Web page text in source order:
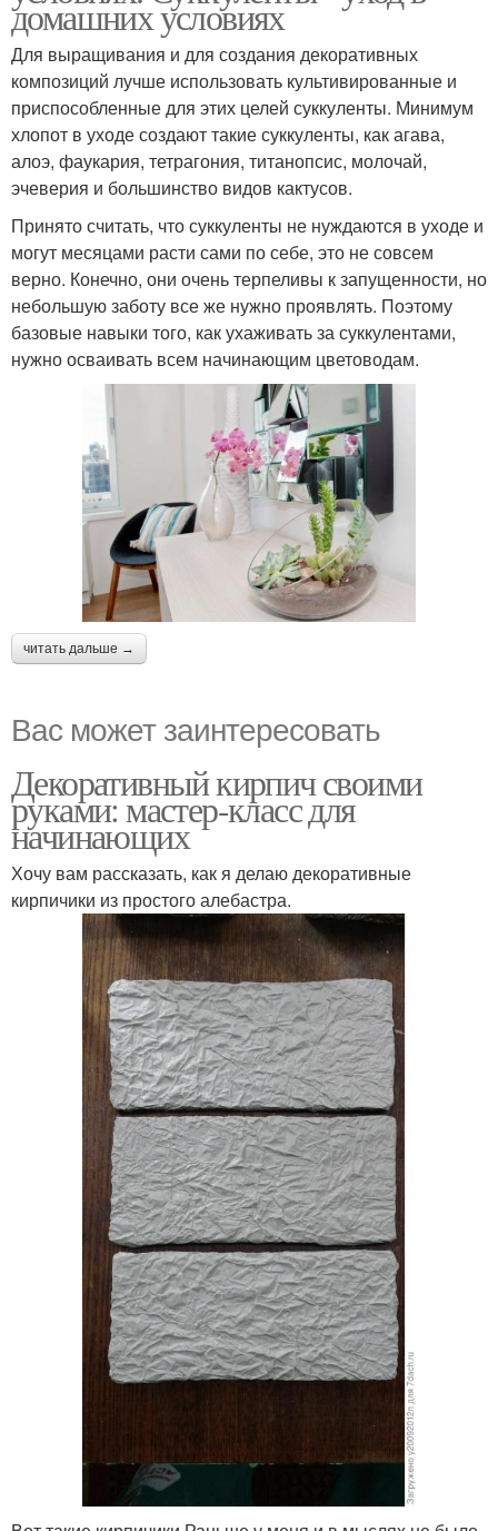
домашних условиях
Для выращивания и для создания декоративных
композиций лучше использовать культивированные и
приспособленные для этих целей суккуленты. Минимум
хлопот в уходе создают такие суккуленты, как агава,
алоэ, фаукария, тетрагония, титанопсис, молочай,
эчеверия и большинство видов кактусов.
Принято считать, что суккуленты не нуждаются в уходе и
могут месяцами расти сами по себе, это не совсем
верно. Конечно, они очень терпеливы к запущенности, но
небольшую заботу все же нужно проявлять. Поэтому
базовые навыки того, как ухаживать за суккулентами,
нужно осваивать всем начинающим цветоводам.
читать дальше →
Вас может заинтересовать
Декоративный кирпич своими
руками: мастер-класс для
начинающих
Хочу вам рассказать, как я делаю декоративные
кирпичики из простого алебастра.